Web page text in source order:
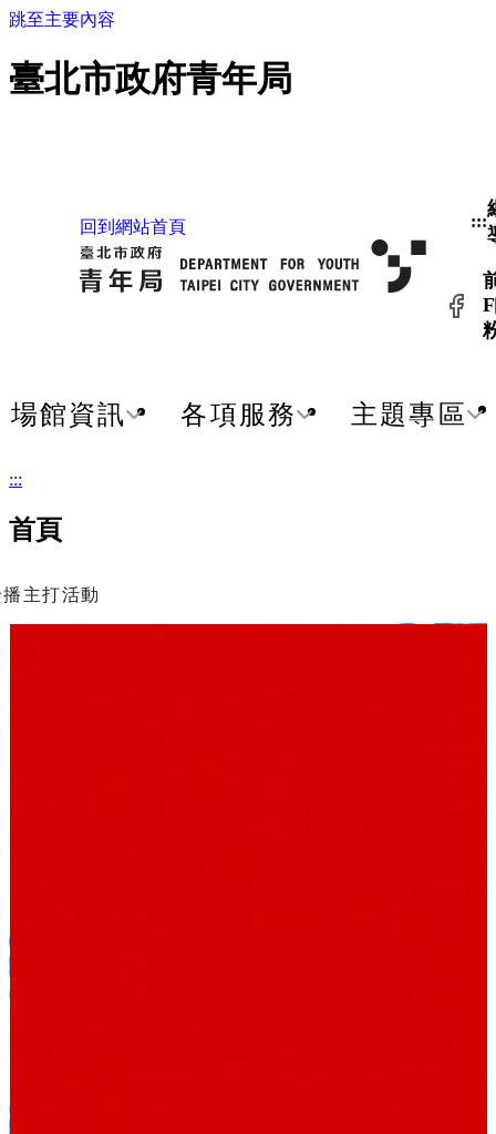
跳至主要內容
臺北市政府青年局
回到網站首頁 :::
場館資訊 各項服務 主題專區
:::
首頁
主打活動